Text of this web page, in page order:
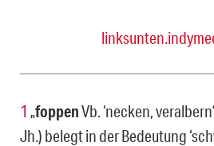
1 „foppenVb. ‘necken,
Jh.) belegt in der Bedeutung